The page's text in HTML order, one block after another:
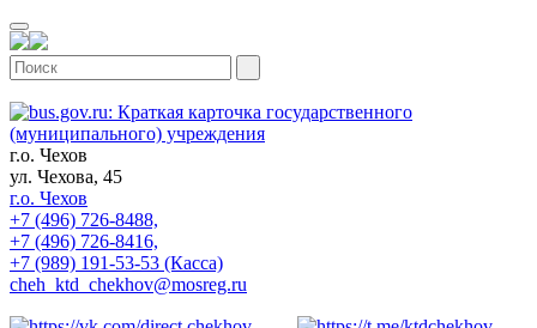
г.о. Чехов
ул. Чехова, 45
г.о. Чехов
+7 (496) 726-8488,
+7 (496) 726-8416,
+7 (989) 191-53-53 (Касса)
cheh_ktd_chekhov@mosreg.ru